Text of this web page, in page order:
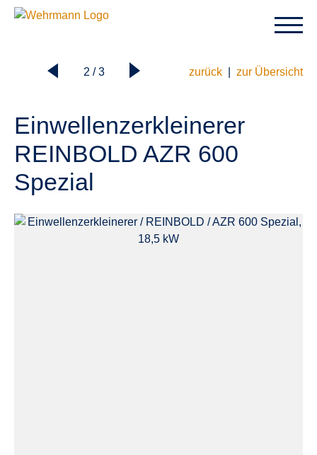
2 / 3 zurück| zur Übersicht
Einwellenzerkleinerer
REINBOLD AZR 600
Spezial